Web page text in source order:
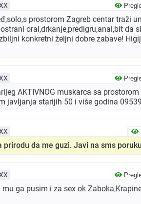
prostorom Zagreb centar traži
oral,drkanje,predigru,anal,bit da
konkretni željni dobre zabave!
AKTIVNOG muskarca sa
javljanja starijih 50 i više godina
prirodu da me guzi. Javi na sms
ga pusim i za sex ok